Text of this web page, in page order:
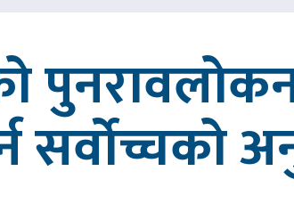
सर्वोच्चको